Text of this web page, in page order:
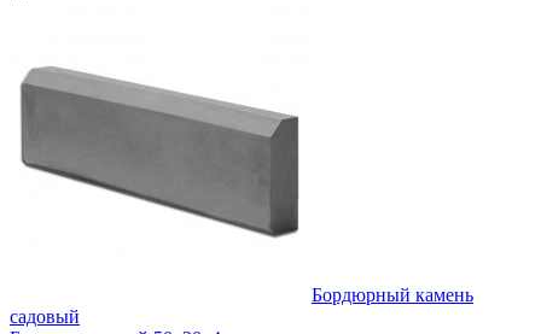
Бордюрный камень
садовый